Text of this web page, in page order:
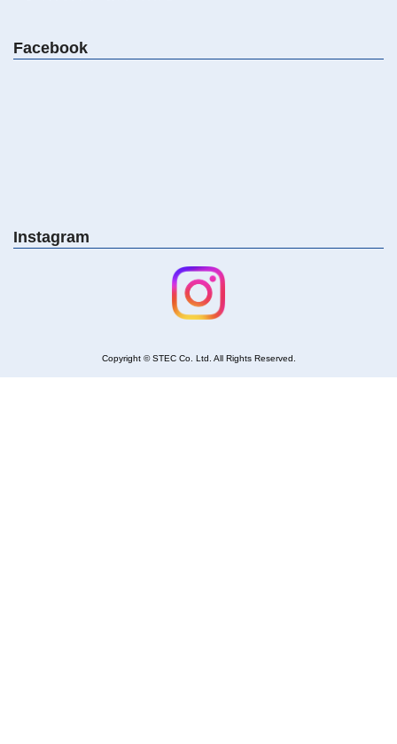
Facebook
Instagram
Copyright © STEC Co. Ltd. All Rights Reserved